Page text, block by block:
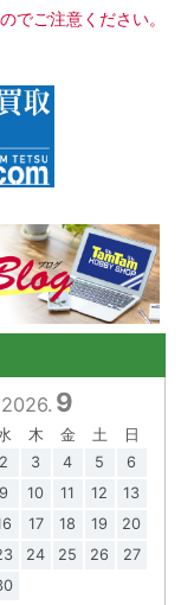
でご注意ください。
2026. 9
木 金 土
日
2 3 4 5
6
9 10 11 12
13
17 18 19
20
24 25 26
27